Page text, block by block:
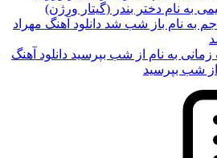
به نام دختر بندر (گیتار ورژن)
دانلود آهنگ مهراد
دانلود آهنگ
شب بپرسید